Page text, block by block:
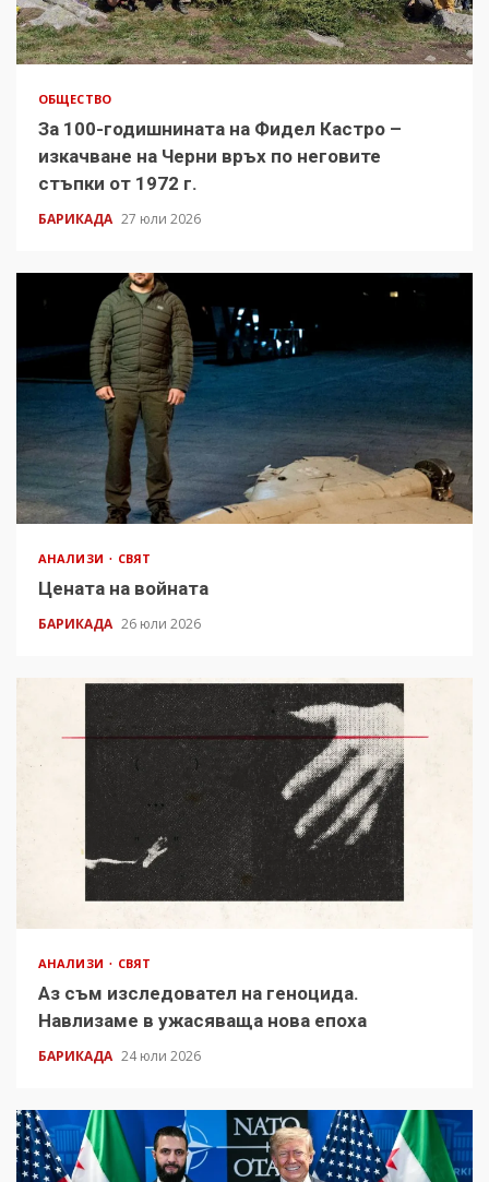
ОБЩЕСТВО
За 100-годишнината на Фидел Кастро –
изкачване на Черни връх по неговите
стъпки от 1972 г.
БАРИКАДА 27 юли 2026
АНАЛИЗИ СВЯТ
Цената на войната
БАРИКАДА 26 юли 2026
АНАЛИЗИ СВЯТ
Аз съм изследовател на геноцида.
Навлизаме в ужасяваща нова епоха
БАРИКАДА 24 юли 2026